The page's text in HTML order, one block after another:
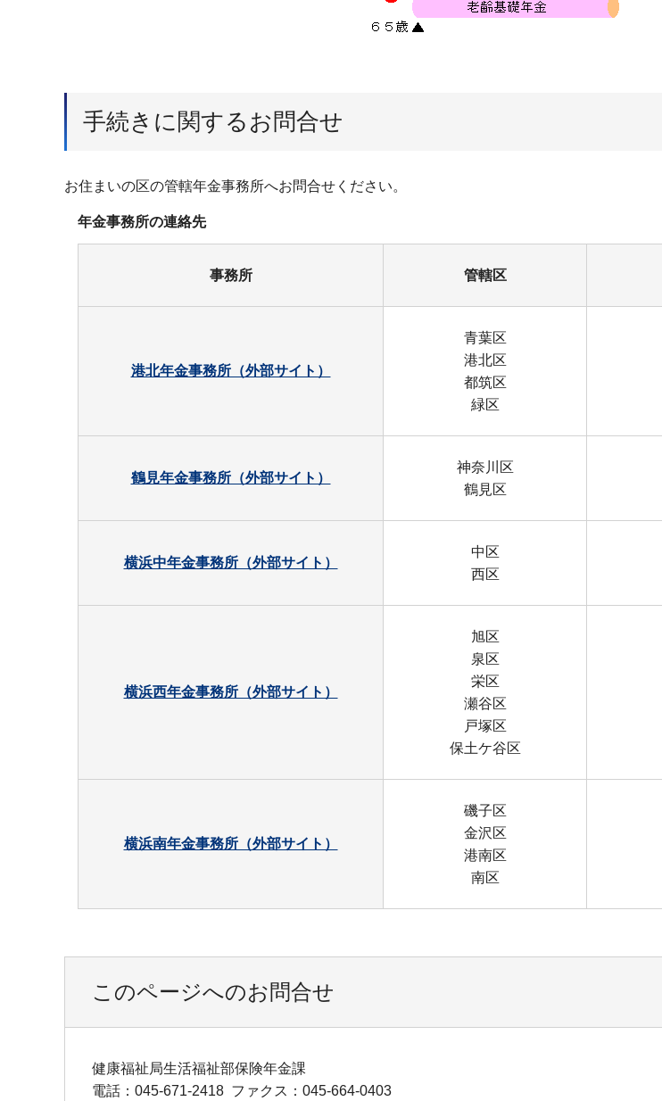
手続きに関するお問合せ
お住まいの区の管轄年金事務所へお問合せください。
年金事務所の連絡先
事務所 管轄区
港北年金事務所（外部サイト）
青葉区
港北区
都筑区
緑区
鶴見年金事務所（外部サイト）
神奈川区
鶴見区
横浜中年金事務所（外部サイト）
中区
西区
横浜西年金事務所（外部サイト）
旭区
泉区
栄区
瀬谷区
戸塚区
保土ケ谷区
横浜南年金事務所（外部サイト）
磯子区
金沢区
港南区
南区
このページへのお問合せ
健康福祉局生活福祉部保険年金課
電話：045-671-2418 ファクス：045-664-0403